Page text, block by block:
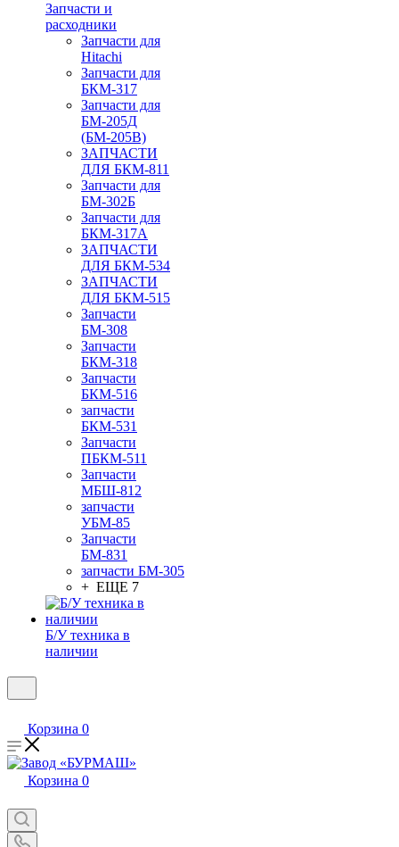
Запчасти и
расходники
Запчасти для
Hitachi
Запчасти для
БКМ-317
Запчасти для
БМ-205Д
(БМ-205В)
ЗАПЧАСТИ
ДЛЯ БКМ-811
Запчасти для
БМ-302Б
Запчасти для
БКМ-317А
ЗАПЧАСТИ
ДЛЯ БКМ-534
ЗАПЧАСТИ
ДЛЯ БКМ-515
Запчасти
БМ-308
Запчасти
БКМ-318
Запчасти
БКМ-516
запчасти
БКМ-531
Запчасти
ПБКМ-511
Запчасти
МБШ-812
запчасти
УБМ-85
Запчасти
БМ-831
запчасти БМ-305
+ ЕЩЕ 7
Б/У техника в
наличии
Корзина 0
Корзина 0